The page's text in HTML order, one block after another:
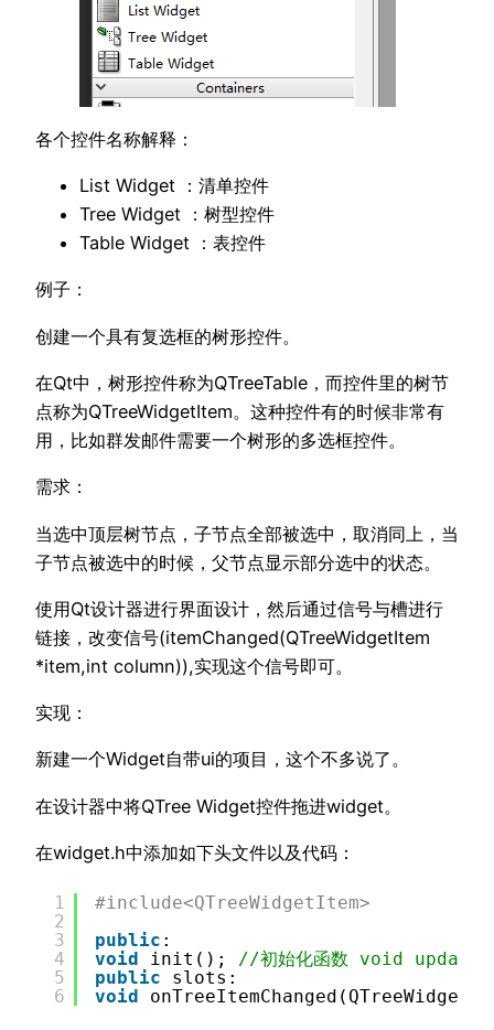
各个控件名称解释：
List Widget ：清单控件
Tree Widget ：树型控件
Table Widget ：表控件
例子：
创建一个具有复选框的树形控件。
在Qt中，树形控件称为QTreeTable，而控件里的树节
点称为QTreeWidgetItem。这种控件有的时候非常有
用，比如群发邮件需要一个树形的多选框控件。
需求：
当选中顶层树节点，子节点全部被选中，取消同上，当
子节点被选中的时候，父节点显示部分选中的状态。
使用Qt设计器进行界面设计，然后通过信号与槽进行
链接，改变信号(itemChanged(QTreeWidgetItem
*item,int column)),实现这个信号即可。
实现：
新建一个Widget自带ui的项目，这个不多说了。
在设计器中将QTree Widget控件拖进widget。
在widget.h中添加如下头文件以及代码：
1
2
3
4
5
6
#include<QTreeWidgetItem>
public :
void
init(); //初始化函数 void
public
slots:
void